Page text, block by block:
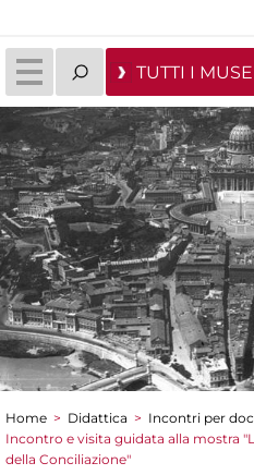
TUTTI I
Tu sei qui
Home > Didattica > Incontri per
Incontro e visita guidata alla mostra
della Conciliazione"